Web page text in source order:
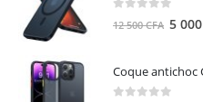
12 500CFA Le
5 000